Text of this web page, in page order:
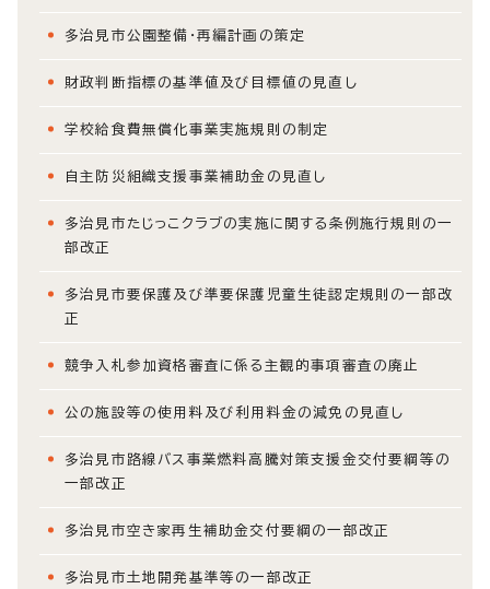
多治見市公園整備・再編計画の策定
財政判断指標の基準値及び目標値の見直し
学校給食費無償化事業実施規則の制定
自主防災組織支援事業補助金の見直し
多治見市たじっこクラブの実施に関する条例施行規則の一
部改正
多治見市要保護及び準要保護児童生徒認定規則の一部改
正
競争入札参加資格審査に係る主観的事項審査の廃止
公の施設等の使用料及び利用料金の減免の見直し
多治見市路線バス事業燃料高騰対策支援金交付要綱等の
一部改正
多治見市空き家再生補助金交付要綱の一部改正
多治見市土地開発基準等の一部改正